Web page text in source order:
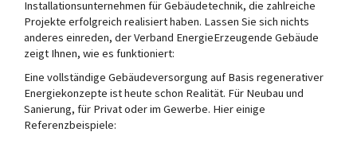
Installationsunternehmen für Gebäudetechnik, die zahlreiche
Projekte erfolgreich realisiert haben. Lassen Sie sich nichts
anderes einreden, der Verband EnergieErzeugende Gebäude
zeigt Ihnen, wie es funktioniert:
Eine vollständige Gebäudeversorgung auf Basis regenerativer
Energiekonzepte ist heute schon Realität. Für Neubau und
Sanierung, für Privat oder im Gewerbe. Hier einige
Referenzbeispiele: